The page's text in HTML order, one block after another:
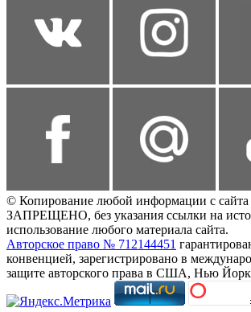
© Копирование любой информации с
ЗАПРЕЩЕНО, без указания ссылки на
использование любого материала сайта.
Авторское право № 712144451
конвенцией, зарегистрировано в
защите авторского права в США, Нью